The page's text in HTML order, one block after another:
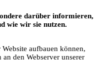
darüber informieren,
wie wir sie nutzen.
aufbauen können,
den Webserver unserer